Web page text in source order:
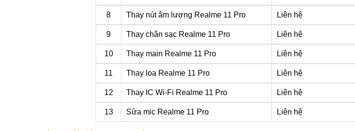
8 Thay nút âm lượng Realme 11 Pro Liên hệ
9 Thay chân sạc Realme 11 Pro Liên hệ
10 Thay main Realme 11 Pro Liên hệ
11 Thay loa Realme 11 Pro Liên hệ
12 Thay IC Wi-Fi Realme 11 Pro Liên hệ
13 Sửa mic Realme 11 Pro Liên hệ